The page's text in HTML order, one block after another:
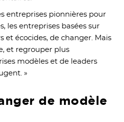
entreprises pionnières pour
les entreprises basées sur
et écocides, de changer. Mais
et regrouper plus
modèles et de leaders
»
de modèle